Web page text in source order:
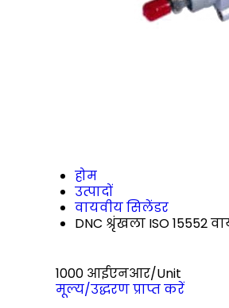
होम
उत्पादों
वायवीय सिलेंडर
DNC श्रृंखला ISO 15552
1000 आईएनआर/Unit
मूल्य/उद्धरण प्राप्त करें